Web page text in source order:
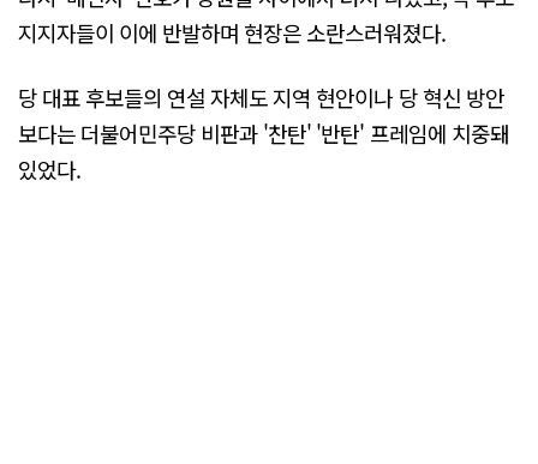
지지자들이 이에 반발하며 현장은 소란스러워졌다.
당 대표 후보들의 연설 자체도 지역 현안이나 당 혁신 방안
보다는 더불어민주당 비판과 '찬탄' '반탄' 프레임에 치중돼
있었다.